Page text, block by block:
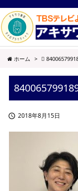
ホーム >
 2018年8月15日